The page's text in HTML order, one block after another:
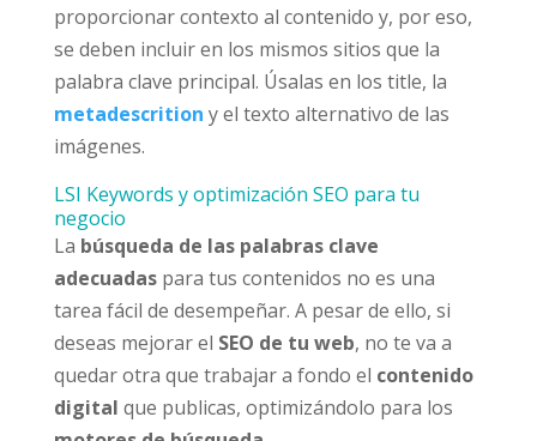
proporcionar contexto al contenido y, por eso,
se deben incluir en los mismos sitios que la
palabra clave principal. Úsalas en los title, la
metadescrition y el texto alternativo de las
imágenes.
LSI Keywords y optimización SEO para tu
negocio
La búsqueda de las palabras clave
adecuadaspara tus contenidos no es una
tarea fácil de desempeñar. A pesar de ello, si
deseas mejorar el SEO de tu web, no te va a
quedar otra que trabajar a fondo el contenido
digital que publicas, optimizándolo para los